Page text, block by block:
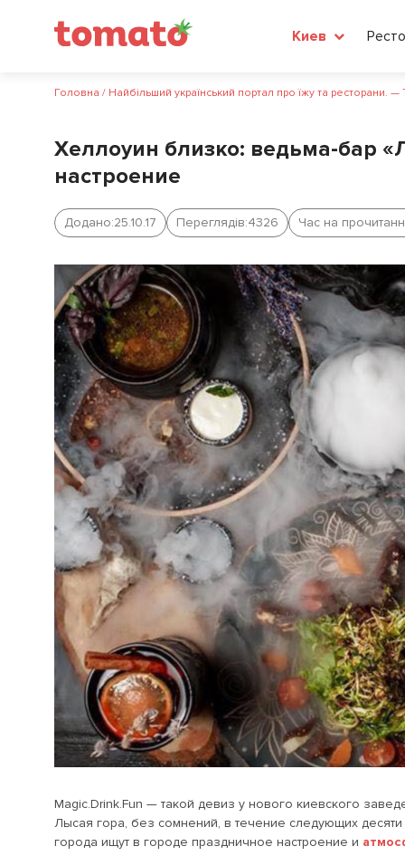
Киев
Головна / Найбільший український портал про їжу та ресторани. —
Хеллоуин близко: ведьма-бар
настроение
Додано:25.10.17 Переглядів:4326 Час на
Magic.Drink.Fun — такой девиз у нового киевского
Лысая гора, без сомнений, в течение следующих
города ищут в городе праздничное настроение и